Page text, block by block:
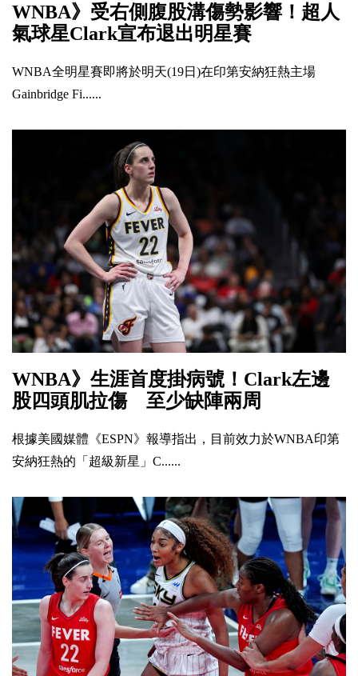
WNBA》受右側腹股溝傷勢影響！超人
氣球星Clark宣布退出明星賽
WNBA全明星賽即將於明天(19日)在印第安納狂熱主場
Gainbridge Fi......
WNBA》生涯首度掛病號！Clark左邊
股四頭肌拉傷 至少缺陣兩周
根據美國媒體《ESPN》報導指出，目前效力於WNBA印第
安納狂熱的「超級新星」C......